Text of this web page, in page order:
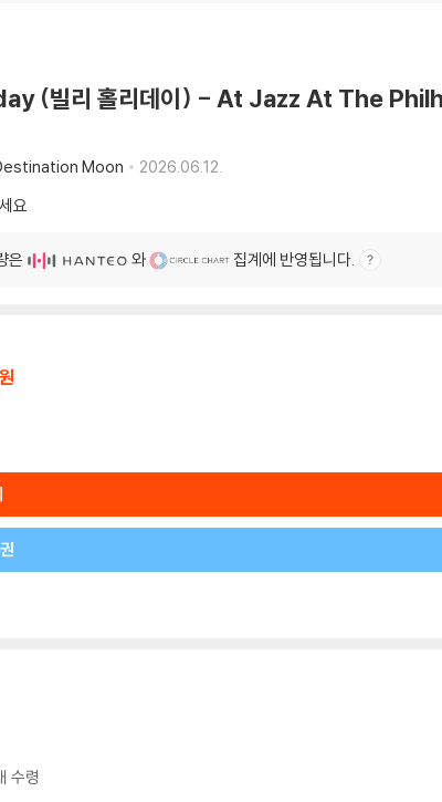
(빌리 홀리데이) - At Jazz At The
Moon
2026.06.12.
요
은 와 집계에 반영됩니다.
수령